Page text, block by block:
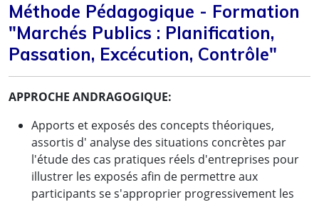
Méthode Pédagogique - Formation
"Marchés Publics : Planification,
Passation, Excécution, Contrôle"
APPROCHE ANDRAGOGIQUE:
Apports et exposés des concepts théoriques,
assortis d' analyse des situations concrètes par
l'étude des cas pratiques réels d'entreprises pour
illustrer les exposés afin de permettre aux
participants se s'approprier progressivement les